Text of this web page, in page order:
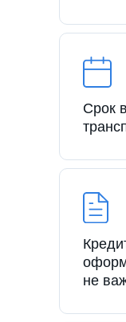
Срок
не